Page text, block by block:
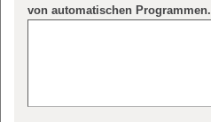
von automatischen Programmen.